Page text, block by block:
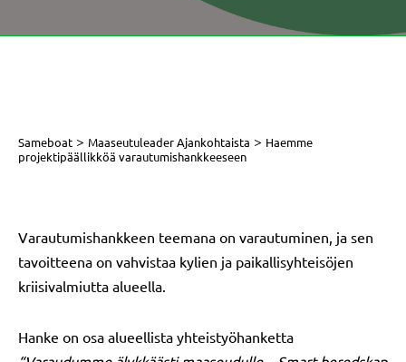
Sameboat > Maaseutuleader Ajankohtaista > Haemme
projektipäällikköä varautumishankkeeseen
Varautumishankkeen teemana on varautuminen, ja sen
tavoitteena on vahvistaa kylien ja paikallisyhteisöjen
kriisivalmiutta alueella.
Hanke on osa alueellista yhteistyöhanketta